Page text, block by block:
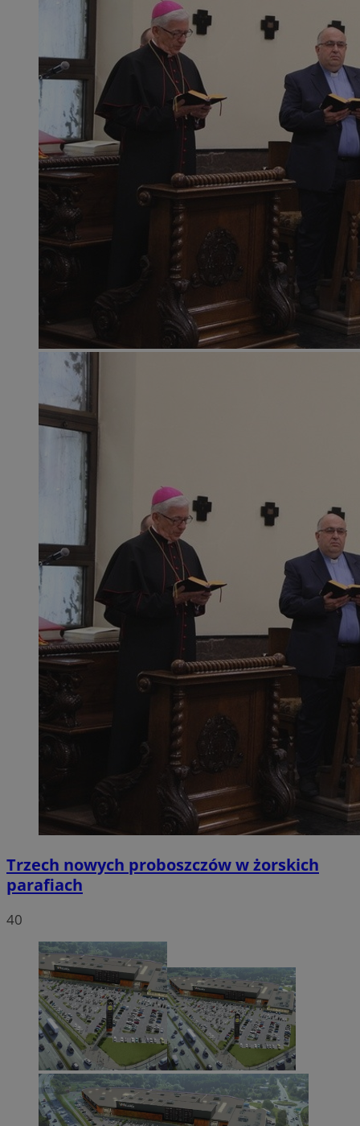
Trzech nowych proboszczów w żorskich
parafiach
40